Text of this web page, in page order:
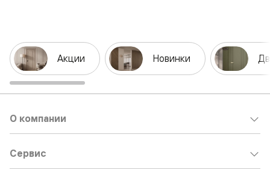
Акции Новинки
О компании
Сервис